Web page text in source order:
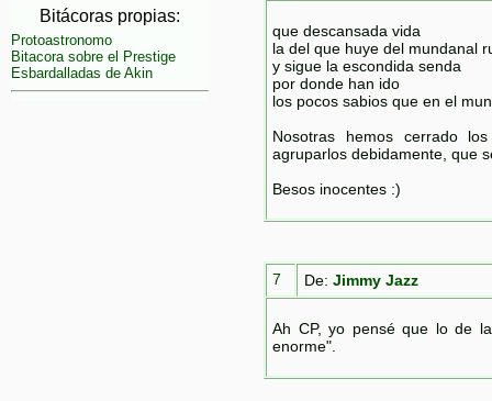
Bitácoras propias:
Protoastronomo
Bitacora sobre el Prestige
Esbardalladas de Akin
que descansada vida
la del que huye del mundanal
y sigue la escondida senda
por donde han ido
los pocos sabios que en el
Nosotras hemos cerrado
agruparlos debidamente, que
Besos inocentes :)
7 De: Jimmy Jazz
Ah CP, yo pensé que lo de
enorme".